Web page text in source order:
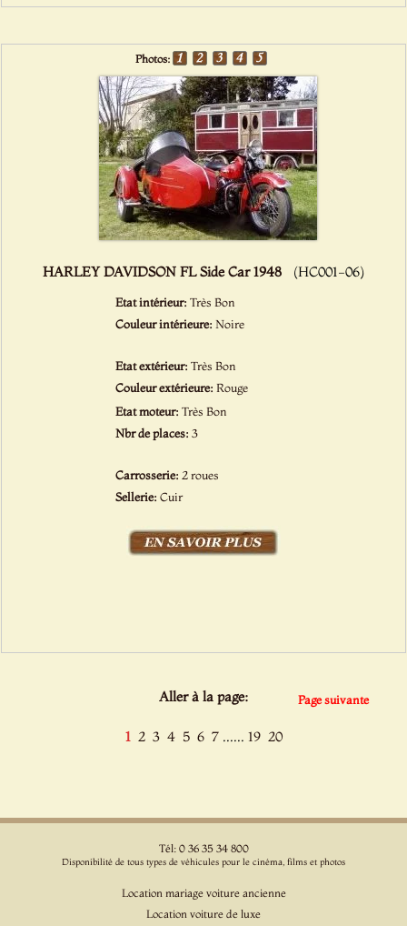
Photos:
HARLEY DAVIDSON FL Side Car 1948 (HC001-06)
Etat intérieur:Très Bon
Couleur intérieure:Noire
Etat extérieur:Très Bon
Couleur extérieure:Rouge
Etat moteur:Très Bon
Nbr de places:3
Carrosserie: 2 roues
Sellerie:Cuir
Aller à la page: Page suivante
1 2 3 4 5 6 7 ...... 19 20
Tél: 0 36 35 34 800
Disponibilité de tous types de véhicules pour le cinéma, films et photos
Location mariage voiture ancienne
Location voiture de luxe